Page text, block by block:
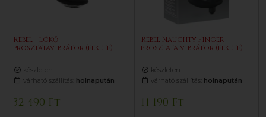
Rebel - lökő
prosztatavibrátor (fekete)
készleten
várható szállítás: holnapután
32 490 Ft
Rebel Naughty Finger -
prosztata vibrátor (fekete)
készleten
várható szállítás: holnapután
11 190 Ft